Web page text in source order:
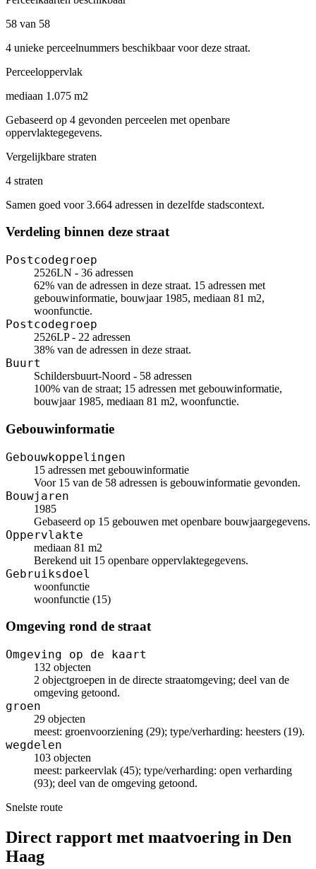
58 van 58
4 unieke perceelnummers beschikbaar voor deze straat.
Perceeloppervlak
mediaan 1.075 m2
Gebaseerd op 4 gevonden perceelen met openbare
oppervlaktegegevens.
Vergelijkbare straten
4 straten
Samen goed voor 3.664 adressen in dezelfde stadscontext.
Verdeling binnen deze straat
Postcodegroep
2526LN - 36 adressen
62% van de adressen in deze straat. 15 adressen met
gebouwinformatie, bouwjaar 1985, mediaan 81 m2,
woonfunctie.
Postcodegroep
2526LP - 22 adressen
38% van de adressen in deze straat.
Buurt
Schildersbuurt-Noord - 58 adressen
100% van de straat; 15 adressen met gebouwinformatie,
bouwjaar 1985, mediaan 81 m2, woonfunctie.
Gebouwinformatie
Gebouwkoppelingen
15 adressen met gebouwinformatie
Voor 15 van de 58 adressen is gebouwinformatie gevonden.
Bouwjaren
1985
Gebaseerd op 15 gebouwen met openbare bouwjaargegevens.
Oppervlakte
mediaan 81 m2
Berekend uit 15 openbare oppervlaktegegevens.
Gebruiksdoel
woonfunctie
woonfunctie (15)
Omgeving rond de straat
Omgeving op de kaart
132 objecten
2 objectgroepen in de directe straatomgeving; deel van de
omgeving getoond.
groen
29 objecten
meest: groenvoorziening (29); type/verharding: heesters (19).
wegdelen
103 objecten
meest: parkeervlak (45); type/verharding: open verharding
(93); deel van de omgeving getoond.
Snelste route
Direct rapport met maatvoering in Den
Haag